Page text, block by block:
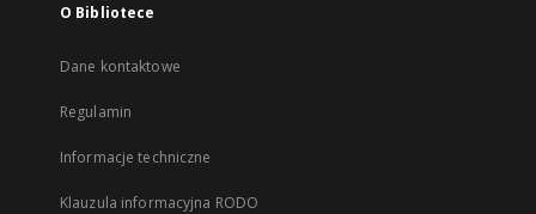
O Bibliotece
Dane kontaktowe
Regulamin
Informacje techniczne
Klauzula informacyjna RODO